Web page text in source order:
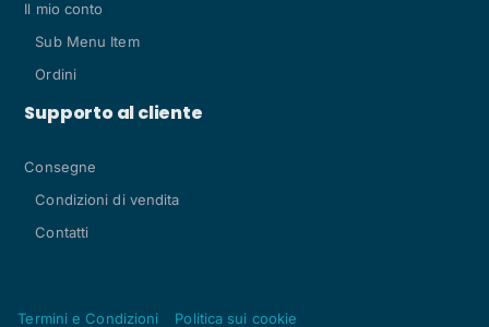
Il mio conto
Sub Menu Item
Ordini
Supporto al cliente
Consegne
Condizioni di vendita
Contatti
Termini e Condizioni Politica sui cookie